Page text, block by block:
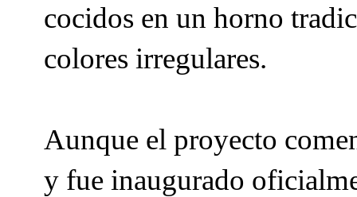
cocidos en un horno
colores irregulares.
Aunque el proyecto
y fue inaugurado